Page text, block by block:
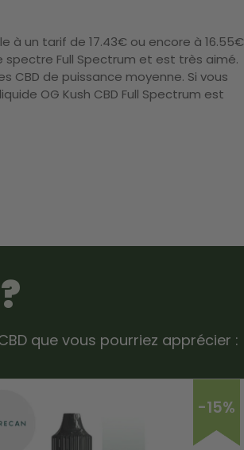
à un tarif de 17.43€ ou encore à 16.55€
spectre Full Spectrum et est très aimé.
de puissance moyenne. Si vous
OG Kush CBD Full Spectrum est
?
que vous pourriez apprécier :
-15%